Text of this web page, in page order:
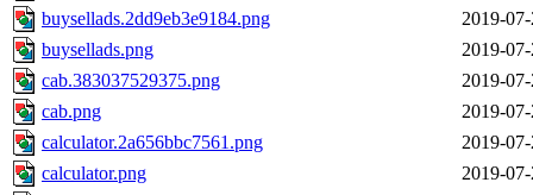
buysellads.2dd9eb3e9184.png
2019-
buysellads.png
2019-
cab.383037529375.png
2019-
cab.png
2019-
calculator.2a656bbc7561.png
2019-
calculator.png
2019-